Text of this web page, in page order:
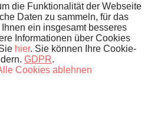
die Funktionalität der Webseite
Daten zu sammeln, für das
ein insgesamt besseres
Informationen über Cookies
hier. Sie können Ihre Cookie-
GDPR.
Cookies ablehnen